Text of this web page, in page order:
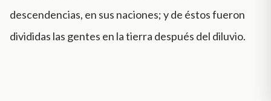
descendencias, en sus naciones; y de éstos fueron
divididas las gentes en la tierra después del diluvio.